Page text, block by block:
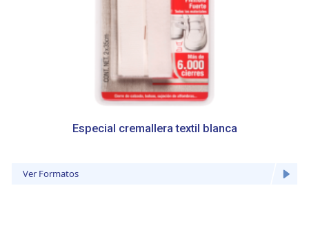
Las cookies de este sitio web se usan para personalizar
el contenido y los anuncios, ofrecer funciones de redes
sociales y analizar el tráfico. Además, compartimos
información sobre el uso que haga del sitio web con
nuestros partners de redes sociales, publicidad y análisis
web, quienes pueden combinarla con otra información
que les haya proporcionado o que hayan recopilado a
partir del uso que haya hecho de sus servicios.
Especial cremallera textil blanca
Ver Formatos